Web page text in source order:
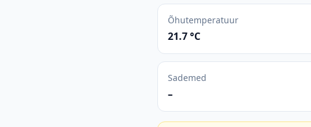
Õhutemperatuur
21.7 °C
Sademed
–